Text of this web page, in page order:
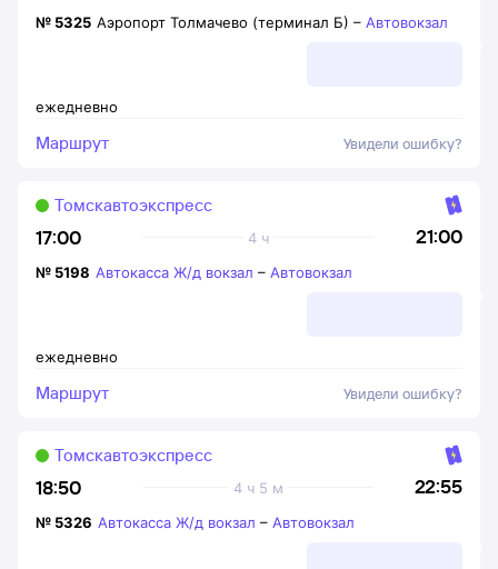
ежедневно
№ 5325 Аэропорт Толмачево (терминал Б) – Автовокзал
Маршрут Увидели ошибку?
17:00 21:00
4 ч
Томскавтоэкспресс
ежедневно
№ 5198 Автокасса Ж/д вокзал – Автовокзал
Маршрут Увидели ошибку?
18:50 22:55
4 ч 5 м
Томскавтоэкспресс
№ 5326 Автокасса Ж/д вокзал – Автовокзал